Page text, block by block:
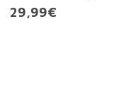
29,99€